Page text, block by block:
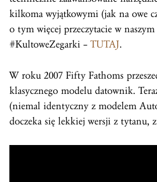
kilkoma wyjątkowymi (jak na owe
o tym więcej przeczytacie w
#KultoweZegarki – TUTAJ.
W roku 2007 Fifty Fathoms
klasycznego modelu datownik.
(niemal identyczny z modelem
doczeka się lekkiej wersji z tytanu,